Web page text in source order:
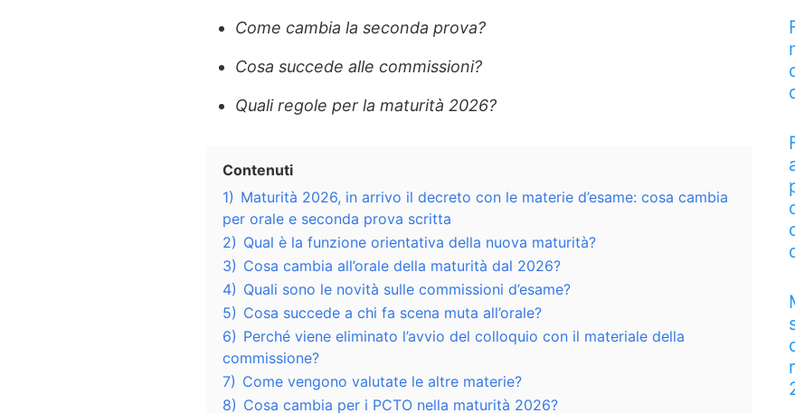
Come cambia la seconda prova?
Cosa succede alle commissioni?
Quali regole per la maturità 2026?
Contenuti
1) Maturità 2026, in arrivo il decreto con le materie d’esame: cosa cambia
per orale e seconda prova scritta
2) Qual è la funzione orientativa della nuova maturità?
3) Cosa cambia all’orale della maturità dal 2026?
4) Quali sono le novità sulle commissioni d’esame?
5) Cosa succede a chi fa scena muta all’orale?
6) Perché viene eliminato l’avvio del colloquio con il materiale della
commissione?
7) Come vengono valutate le altre materie?
8) Cosa cambia per i PCTO nella maturità 2026?